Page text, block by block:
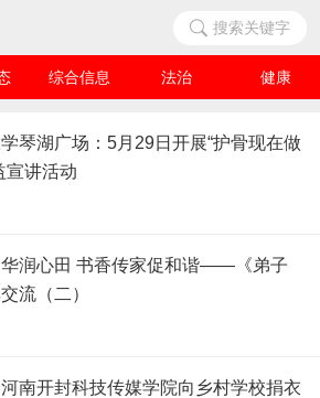
搜索关键字
综合信息 法治 健康
琴湖广场：5月29日开展“护骨现在做
宣讲活动
华润心田 书香传家促和谐——《弟子
流（二）
南开封科技传媒学院向乡村学校捐衣